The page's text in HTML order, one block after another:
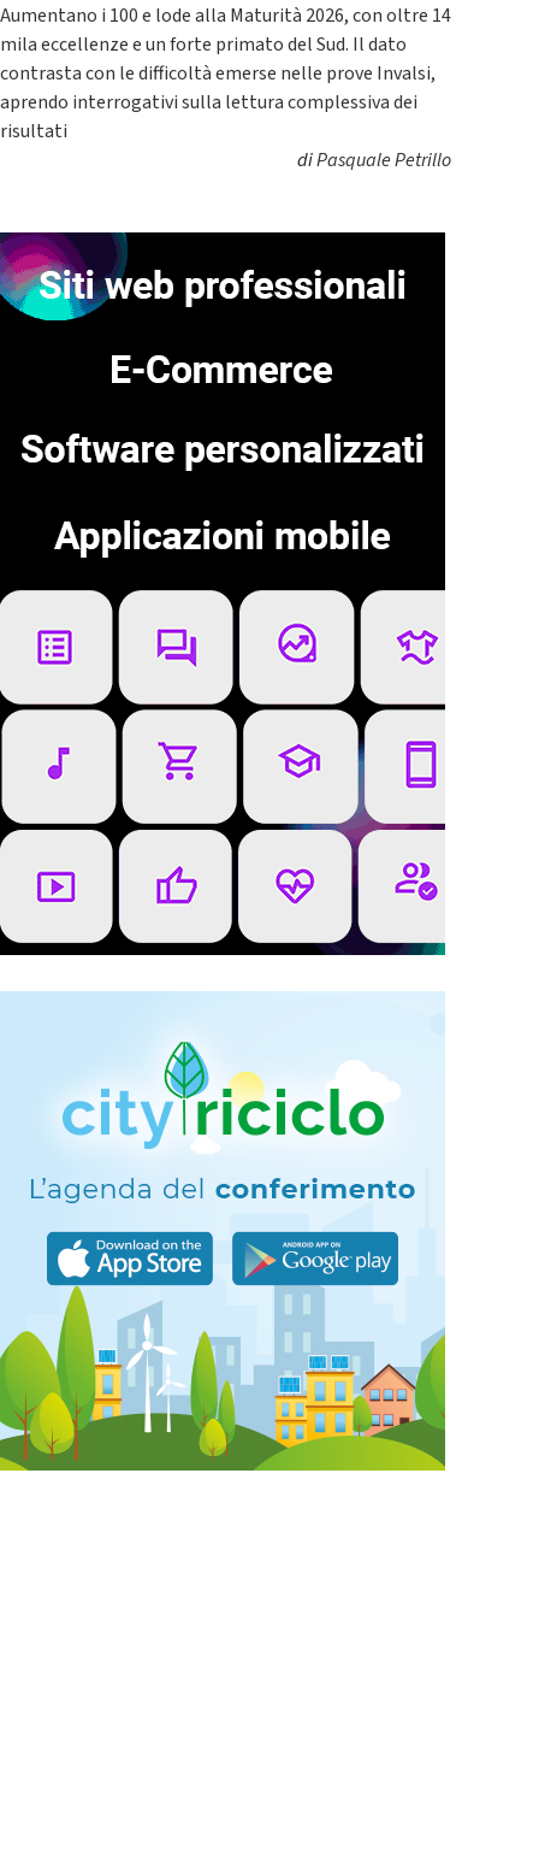
Aumentano i 100 e lode alla Maturità 2026, con oltre 14
mila eccellenze e un forte primato del Sud. Il dato
contrasta con le difficoltà emerse nelle prove Invalsi,
aprendo interrogativi sulla lettura complessiva dei
risultati
diPasquale Petrillo